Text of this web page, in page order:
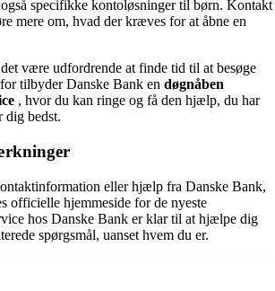
specifikke kontoløsninger til børn. Kontakt
mere om, hvad der kræves for at åbne en
være udfordrende at finde tid til at besøge
tilbyder Danske Bank en døgnåben
, hvor du kan ringe og få den hjælp, du har
dig bedst.
eller hjælp fra Danske Bank,
officielle hjemmeside for de nyeste
hos Danske Bank er klar til at hjælpe dig
spørgsmål, uanset hvem du er.